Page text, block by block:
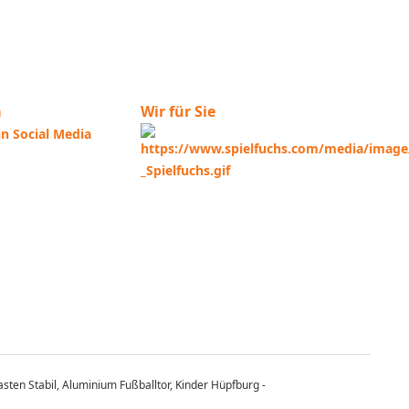
Wir für Sie
Stabil, Aluminium Fußballtor, Kinder Hüpfburg -